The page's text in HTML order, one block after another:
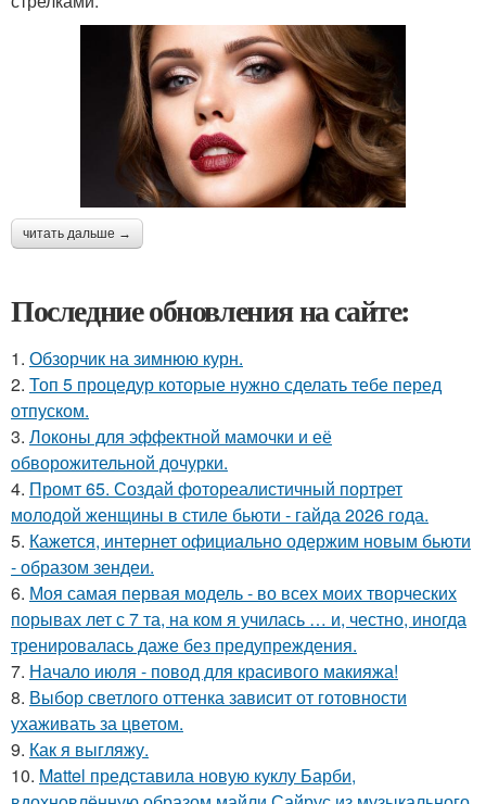
читать дальше →
Последние обновления на сайте:
1. Обзорчик на зимнюю курн.
2. Топ 5 процедур которые нужно сделать тебе перед
отпуском.
3. Локоны для эффектной мамочки и её
обворожительной дочурки.
4. Промт 65. Создай фотореалистичный портрет
молодой женщины в стиле бьюти - гайда 2026 года.
5. Кажется, интернет официально одержим новым бьюти
- образом зендеи.
6. Моя самая первая модель - во всех моих творческих
порывах лет с 7 та, на ком я училась … и, честно, иногда
тренировалась даже без предупреждения.
7. Начало июля - повод для красивого макияжа!
8. Выбор светлого оттенка зависит от готовности
ухаживать за цветом.
9. Как я выгляжу.
10. Mattel представила новую куклу Барби,